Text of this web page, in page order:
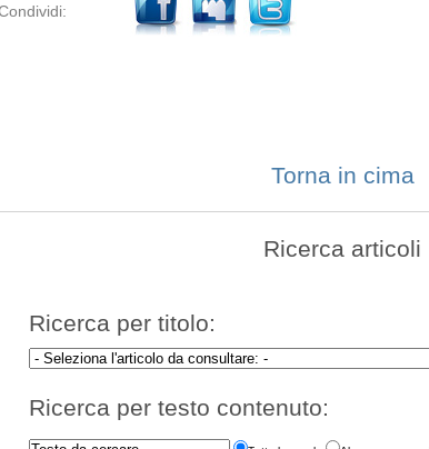
Torna in cima
Ricerca articoli
Ricerca per titolo:
Ricerca per testo contenuto: